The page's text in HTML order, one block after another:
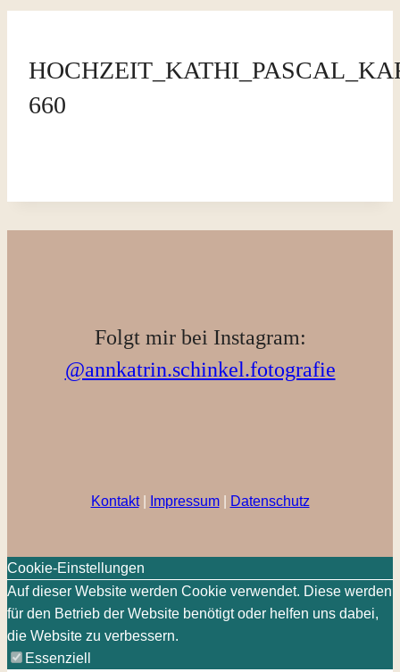
660
Folgt mir bei Instagram:
@annkatrin.schinkel.fotografie
Kontakt| Impressum| Datenschutz
Cookie-Einstellungen
Auf dieser Website werden Cookie verwendet. Diese werden
für den Betrieb der Website benötigt oder helfen uns dabei,
die Website zu verbessern.
Essenziell